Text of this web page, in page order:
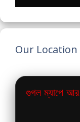
Our Location
গুগল ম্যাপে